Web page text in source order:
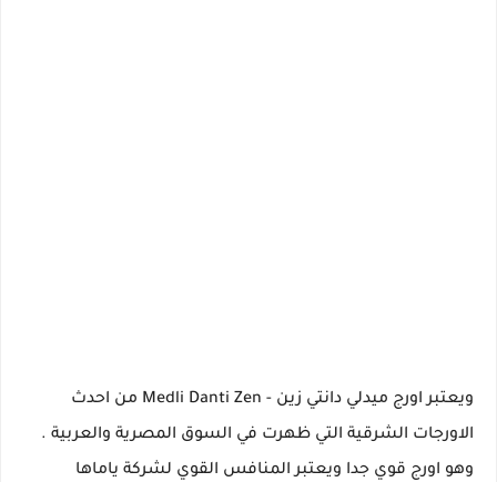
ويعتبر اورج ميدلي دانتي زين - Medli Danti Zen من احدث
الاورجات الشرقية التي ظهرت في السوق المصرية والعربية .
وهو اورج قوي جدا ويعتبر المنافس القوي لشركة ياماها